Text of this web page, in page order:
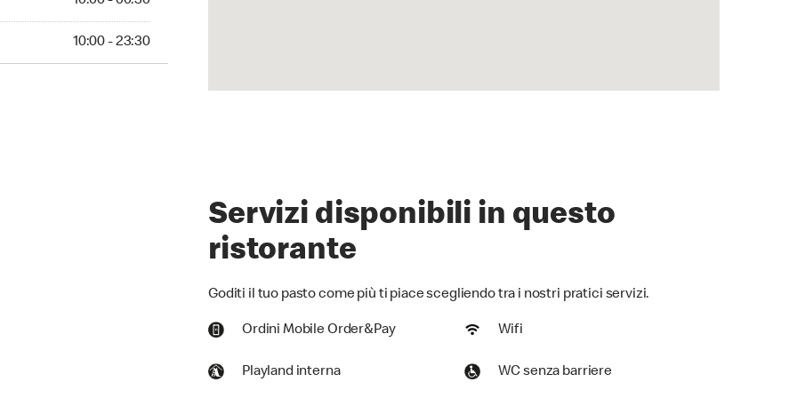
10:00 - 23:30
Servizi disponibili in questo
ristorante
Goditi il tuo pasto come più ti piace scegliendo tra i nostri pratici servizi.
Ordini Mobile Order&Pay Wifi
Playland interna WC senza barriere